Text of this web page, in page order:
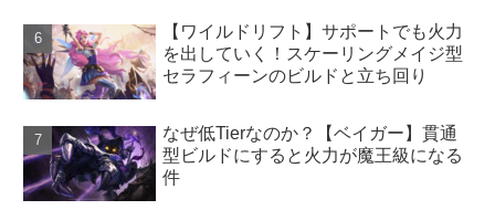
【ワイルドリフト】サポートでも火力
を出していく！スケーリングメイジ型
セラフィーンのビルドと立ち回り
なぜ低Tierなのか？【ベイガー】貫通
型ビルドにすると火力が魔王級になる
件